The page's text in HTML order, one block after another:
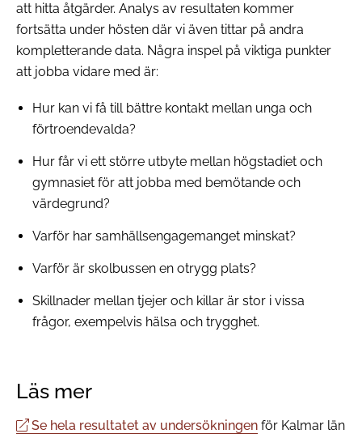
att hitta åtgärder. Analys av resultaten kommer
fortsätta under hösten där vi även tittar på andra
kompletterande data. Några inspel på viktiga punkter
att jobba vidare med är:
Hur kan vi få till bättre kontakt mellan unga och
förtroendevalda?
Hur får vi ett större utbyte mellan högstadiet och
gymnasiet för att jobba med bemötande och
värdegrund?
Varför har samhällsengagemanget minskat?
Varför är skolbussen en otrygg plats?
Skillnader mellan tjejer och killar är stor i vissa
frågor, exempelvis hälsa och trygghet.
Läs mer
Se hela resultatet av undersökningen för Kalmar län